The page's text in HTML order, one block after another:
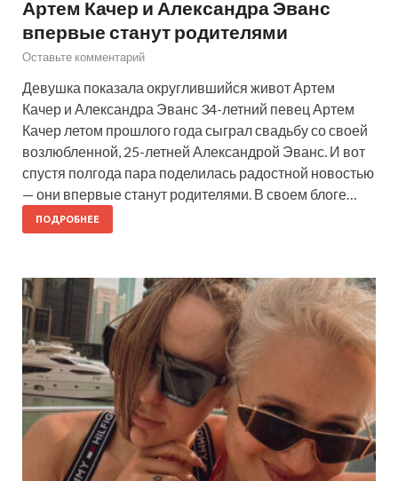
Артем Качер и Александра Эванс
впервые станут родителями
Оставьте комментарий
Девушка показала округлившийся живот Артем
Качер и Александра Эванс 34-летний певец Артем
Качер летом прошлого года сыграл свадьбу со своей
возлюбленной, 25-летней Александрой Эванс. И вот
спустя полгода пара поделилась радостной новостью
— они впервые станут родителями. В своем блоге…
ПОДРОБНЕЕ